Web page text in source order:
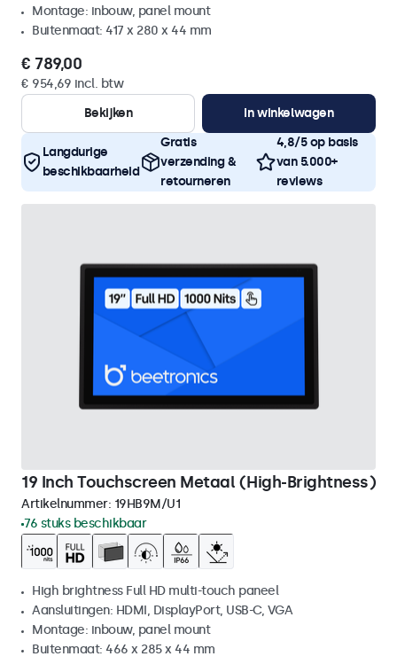
Montage: inbouw, panel mount
Buitenmaat: 417 x 280 x 44 mm
€ 789,00
€ 954,69 incl. btw
Bekijken
In winkelwagen
Langdurige
beschikbaarheid
Gratis
verzending &
retourneren
4,8/5 op basis
van 5.000+
reviews
19 Inch Touchscreen Metaal (High-Brightness)
Artikelnummer: 19HB9M/U1
76 stuks beschikbaar
High brightness Full HD multi-touch paneel
Aansluitingen: HDMI, DisplayPort, USB-C, VGA
Montage: inbouw, panel mount
Buitenmaat: 466 x 285 x 44 mm